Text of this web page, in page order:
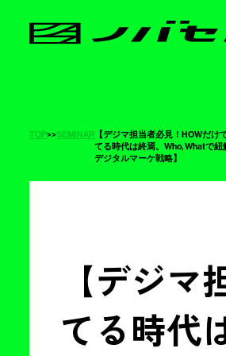
TOP>>SEMINAR 【デジマ担当者必見！HOWだけ
てる時代は終焉。Who, Whatで紐
デジタルマーケ戦略】
【デジ
てる時代